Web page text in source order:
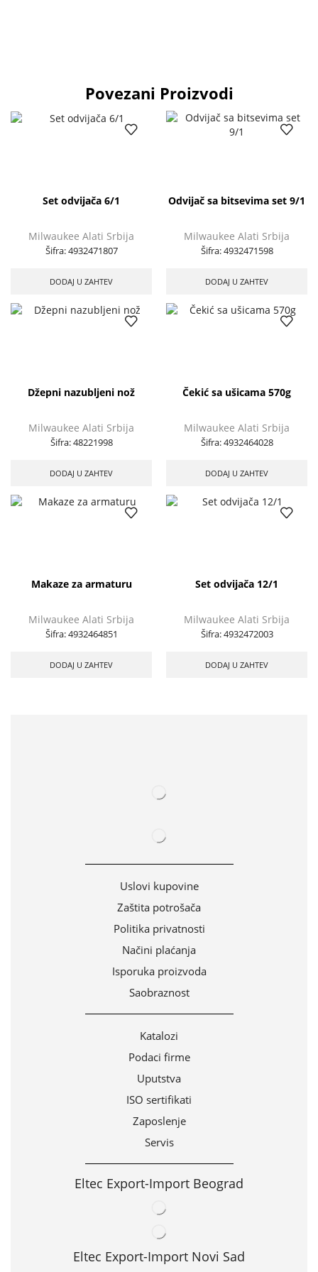
Povezani Proizvodi
Set odvijača 6/1
Milwaukee Alati Srbija
Šifra:4932471807
DODAJ U ZAHTEV
Odvijač sa bitsevima set 9/1
Milwaukee Alati Srbija
Šifra:4932471598
DODAJ U ZAHTEV
Džepni nazubljeni nož
Milwaukee Alati Srbija
Šifra:48221998
DODAJ U ZAHTEV
Čekić sa ušicama 570g
Milwaukee Alati Srbija
Šifra:4932464028
DODAJ U ZAHTEV
Makaze za armaturu
Milwaukee Alati Srbija
Šifra:4932464851
DODAJ U ZAHTEV
Set odvijača 12/1
Milwaukee Alati Srbija
Šifra:4932472003
DODAJ U ZAHTEV
Uslovi kupovine
Zaštita potrošača
Politika privatnosti
Načini plaćanja
Isporuka proizvoda
Saobraznost
Katalozi
Podaci firme
Uputstva
ISO sertifikati
Zaposlenje
Servis
Eltec Export-Import Beograd
Eltec Export-Import Novi Sad